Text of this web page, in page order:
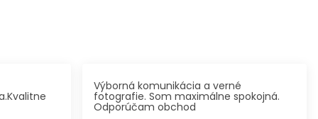
Výborná komunikácia a verné
fotografie. Som maximálne spokojná.
Odporúčam obchod